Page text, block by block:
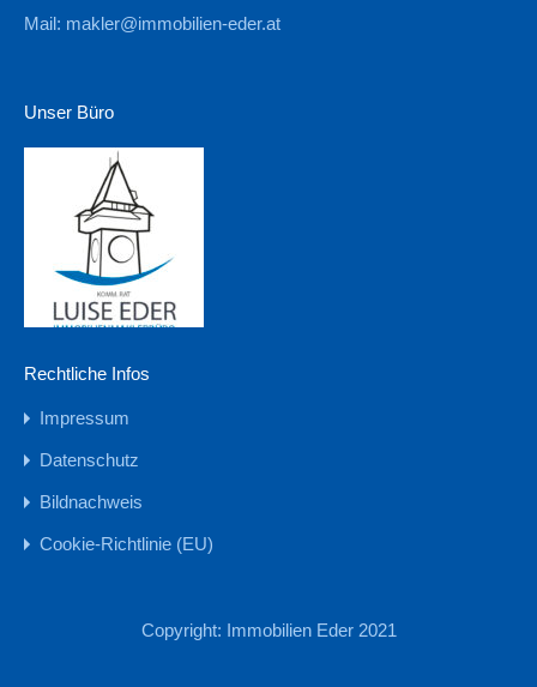
Mail: makler@immobilien-eder.at
Unser Büro
Rechtliche Infos
Impressum
Datenschutz
Bildnachweis
Cookie-Richtlinie (EU)
Copyright: Immobilien Eder 2021